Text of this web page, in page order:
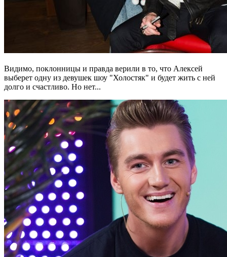
Видимо, поклонницы и правда верили в то, что Алексей
выберет одну из девушек шоу "Холостяк" и будет жить с ней
долго и счастливо. Но нет...